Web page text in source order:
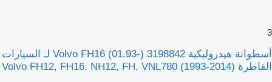
3
أسطوانة هيدروليكية Volvo FH16 (01.93-) 3198842 لـ السيارات
القاطرة Volvo FH12, FH16, NH12, FH, VNL780 (1993-2014)